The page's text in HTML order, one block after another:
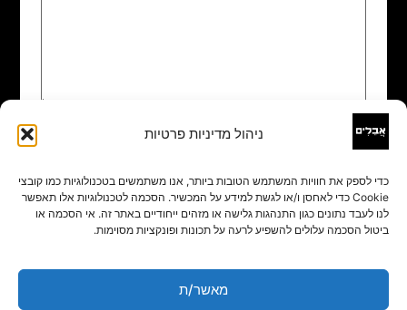
ניהול מדיניות פרטיות
כדי לספק את חוויות המשתמש הטובות ביותר, אנו משתמשים בטכנולוגיות כמו קובצי
Cookie כדי לאחסן ו/או לגשת למידע על המכשיר. הסכמה לטכנולוגיות אלו תאפשר
לנו לעבד נתונים כגון התנהגות גלישה או מזהים ייחודיים באתר זה. אי הסכמה או
ביטול הסכמה עלולים להשפיע לרעה על תכונות ופונקציות מסוימות.
מאשר/ת
שם
אימייל*